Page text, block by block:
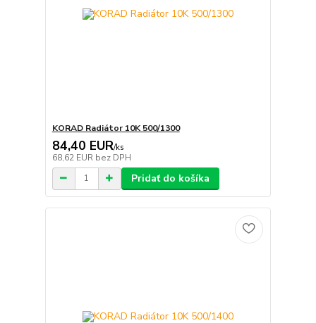
KORAD Radiátor 10K 500/1300
84,40 EUR/ks
68,62 EUR bez DPH
Pridať do košíka